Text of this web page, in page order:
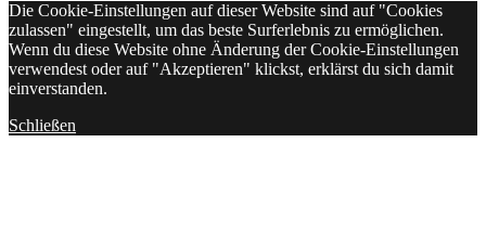
Die Cookie-Einstellungen auf dieser Website sind auf "Cookies
zulassen" eingestellt, um das beste Surferlebnis zu ermöglichen.
Wenn du diese Website ohne Änderung der Cookie-Einstellungen
verwendest oder auf "Akzeptieren" klickst, erklärst du sich damit
einverstanden.
Schließen